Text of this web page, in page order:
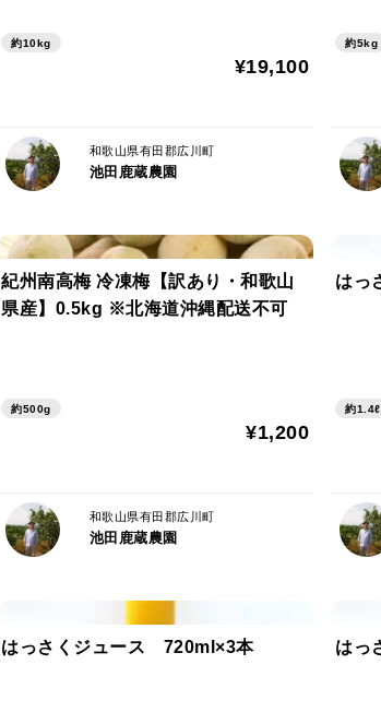
▼内容
有田みかん（温州み
▼お届けについて
※10月上旬頃から発
※配送日の指定はで
※北海道・沖縄への
●青果は収穫後も呼
約10kg
¥19,100
和歌山県有田郡広川町
池田鹿蔵農園
約5kg
紀州南高梅 冷凍梅【訳あり・和歌山
県産】0.5kg ※北海道沖縄配送不可
約500g
¥1,200
和歌山県有田郡広川町
池田鹿蔵農園
はっ
約1.4ℓ
はっさくジュース 720ml×3本 はっ